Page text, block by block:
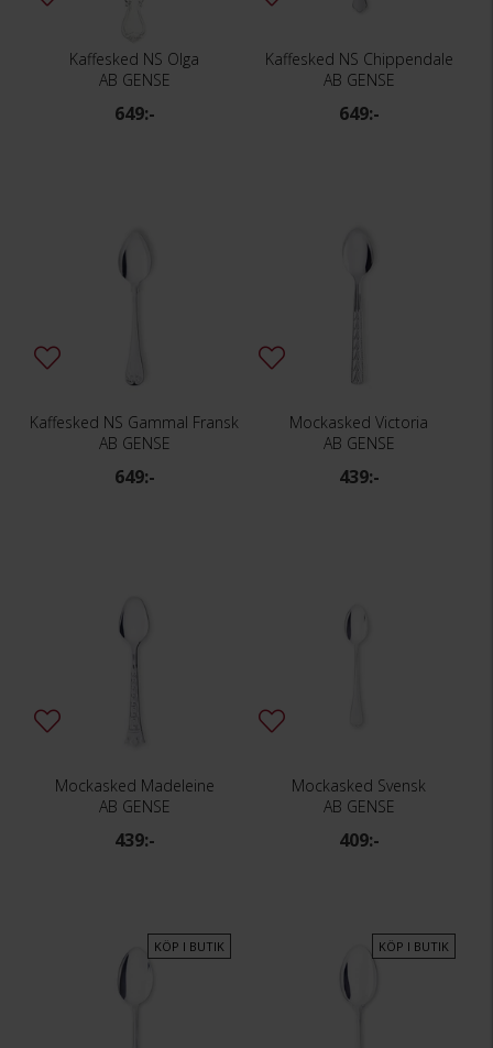
Kaffesked NS Olga
AB GENSE
649:-
Kaffesked NS Chippendale
AB GENSE
649:-
Kaffesked NS Gammal Fransk
AB GENSE
649:-
Mockasked Victoria
AB GENSE
439:-
Mockasked Madeleine
AB GENSE
439:-
Mockasked Svensk
AB GENSE
409:-
KÖP I BUTIK KÖP I BUTIK